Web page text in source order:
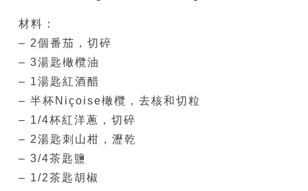
材料：
– 2個番茄，切碎
– 3湯匙橄欖油
– 1湯匙紅酒醋
– 半杯Niçoise橄欖，去核和切粒
– 1/4杯紅洋蔥，切碎
– 2湯匙刺山柑，瀝乾
– 3/4茶匙鹽
– 1/2茶匙胡椒